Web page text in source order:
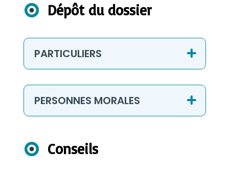
Dépôt du dossier
PARTICULIERS
PERSONNES MORALES
Conseils